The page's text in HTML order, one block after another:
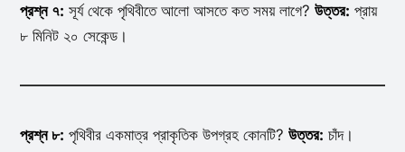
প্রশ্ন ৭: সূর্য থেকে পৃথিবীতে আলো আসতে কত সময় লাগে? উত্তর: প্রায়
৮ মিনিট ২০ সেকেন্ড।
প্রশ্ন ৮: পৃথিবীর একমাত্র প্রাকৃতিক উপগ্রহ কোনটি? উত্তর: চাঁদ।